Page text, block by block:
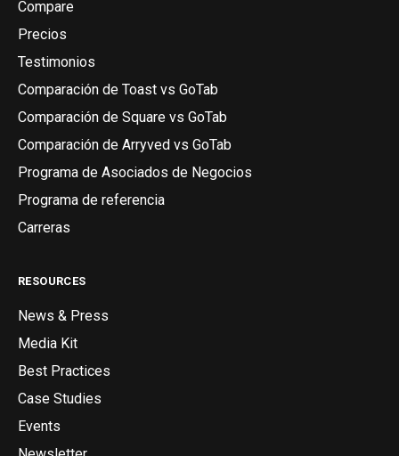
Compare
Precios
Testimonios
Comparación de Toast vs GoTab
Comparación de Square vs GoTab
Comparación de Arryved vs GoTab
Programa de Asociados de Negocios
Programa de referencia
Carreras
RESOURCES
News & Press
Media Kit
Best Practices
Case Studies
Events